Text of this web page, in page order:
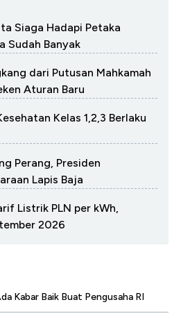
Siaga Hadapi Petaka
Sudah Banyak
dari Putusan Mahkamah
Aturan Baru
Kelas 1,2,3 Berlaku
Perang, Presiden
Lapis Baja
Listrik PLN per kWh,
2026
Kabar Baik Buat Pengusaha RI